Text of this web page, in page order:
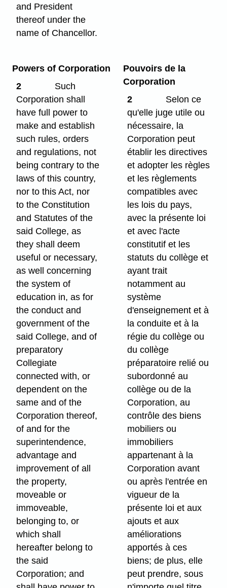
and President
thereof under the
name of Chancellor.
Powers of Corporation
2
Such
Corporation shall
have full power to
make and establish
such rules, orders
and regulations, not
being contrary to the
laws of this country,
nor to this Act, nor
to the Constitution
and Statutes of the
said College, as
they shall deem
useful or necessary,
as well concerning
the system of
education in, as for
the conduct and
government of the
said College, and of
preparatory
Collegiate
connected with, or
dependent on the
same and of the
Corporation thereof,
of and for the
superintendence,
advantage and
improvement of all
the property,
moveable or
immoveable,
belonging to, or
which shall
hereafter belong to
the said
Corporation; and
Pouvoirs de la
Corporation
2
Selon ce
qu'elle juge utile ou
nécessaire, la
Corporation peut
établir les directives
et adopter les règles
et les règlements
compatibles avec
les lois du pays,
avec la présente loi
et avec l'acte
constitutif et les
statuts du collège et
ayant trait
notamment au
système
d'enseignement et à
la conduite et à la
régie du collège ou
du collège
préparatoire relié ou
subordonné au
collège ou de la
Corporation, au
contrôle des biens
mobiliers ou
immobiliers
appartenant à la
Corporation avant
ou après l'entrée en
vigueur de la
présente loi et aux
ajouts et aux
améliorations
apportés à ces
biens; de plus, elle
peut prendre, sous